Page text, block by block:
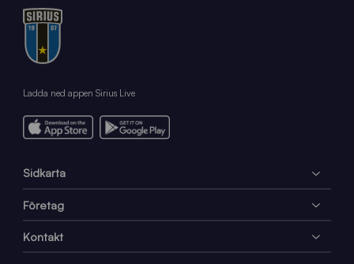
Ladda ned appen Sirius Live
Sidkarta
Företag
Kontakt